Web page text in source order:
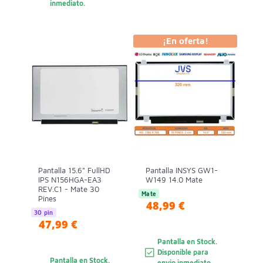
inmediato.
Pantalla 15.6" FullHD
IPS N156HGA-EA3
REV.C1 - Mate 30
Pines
30 pin
47,99 €
Pantalla en Stock.
Pantalla INSYS GW1-
W149 14.0 Mate
Mate
48,99 €
Pantalla en Stock.
Disponible para
¡En oferta!